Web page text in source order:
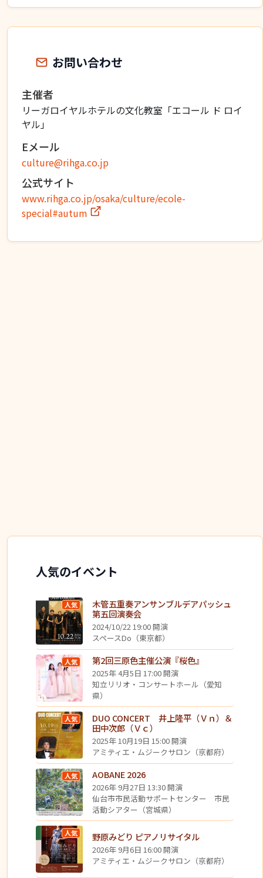
お問い合わせ
主催者
リーガロイヤルホテルの文化教室「エコール ド ロイ
ヤル」
Eメール
culture@rihga.co.jp
公式サイト
www.rihga.co.jp/osaka/culture/ecole-
special#autum
人気のイベント
人気
木管五重奏アンサンブルデアパッシュ
第五回演奏会
2024/10/22 19:00 開演
スペースDo（東京都）
人気 第2回三原色主催公演『桜色』
2025年 4月5日 17:00 開演
知立リリオ・コンサートホール（愛知
県）
人気
DUO CONCERT 井上隆平（Ｖｎ）＆
田中次郎（Ｖｃ）
2025年 10月19日 15:00 開演
アミティエ・ムジークサロン（京都府）
人気 AOBANE 2026
2026年 9月27日 13:30 開演
仙台市市民活動サポートセンター 市民
活動シアター（宮城県）
人気 野原みどり ピアノリサイタル
2026年 9月6日 16:00 開演
アミティエ・ムジークサロン（京都府）